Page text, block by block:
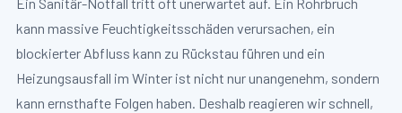
kann massive Feuchtigkeitsschäden verursachen, ein
blockierter Abfluss kann zu Rückstau führen und ein
Heizungsausfall im Winter ist nicht nur unangenehm, sondern
kann ernsthafte Folgen haben. Deshalb reagieren wir schnell,